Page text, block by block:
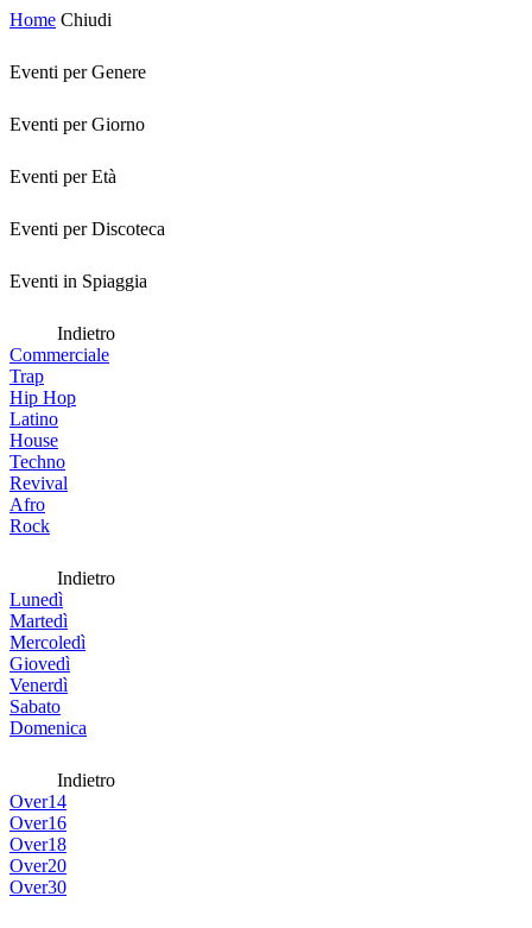
Home Chiudi
Eventi per Genere
Eventi per Giorno
Eventi per Età
Eventi per Discoteca
Eventi in Spiaggia
Indietro
Commerciale
Trap
Hip Hop
Latino
House
Techno
Revival
Afro
Rock
Indietro
Lunedì
Martedì
Mercoledì
Giovedì
Venerdì
Sabato
Domenica
Indietro
Over14
Over16
Over18
Over20
Over30